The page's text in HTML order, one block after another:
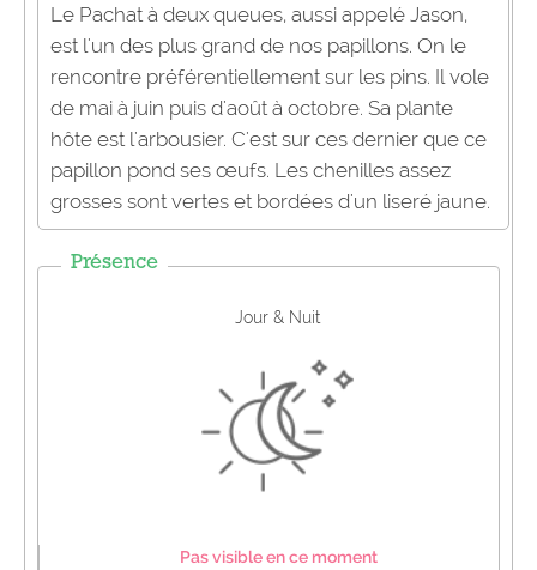
Le Pachat à deux queues, aussi appelé Jason,
est l'un des plus grand de nos papillons. On le
rencontre préférentiellement sur les pins. Il vole
de mai à juin puis d'août à octobre. Sa plante
hôte est l'arbousier. C'est sur ces dernier que ce
papillon pond ses œufs. Les chenilles assez
grosses sont vertes et bordées d'un liseré jaune.
Présence
Jour & Nuit
Pas visible en ce moment